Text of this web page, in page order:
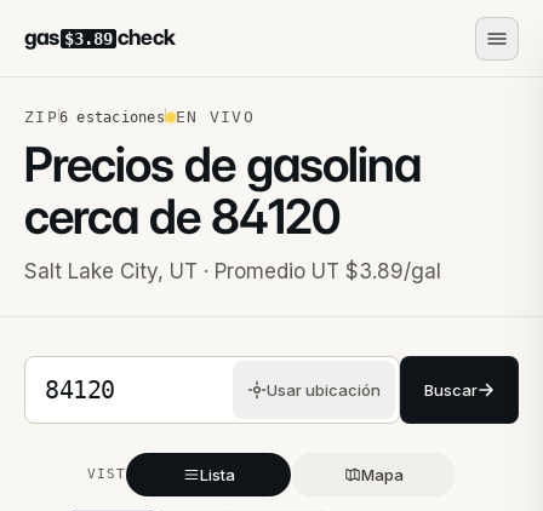
gas $3.89 check
ZIP6 estaciones EN VIVO
Precios de gasolina
cerca de84120
Salt Lake City, UT · Promedio UT $3.89/gal
Código postal de 5 dígitos
Usar ubicación Buscar
VISTA Lista Mapa